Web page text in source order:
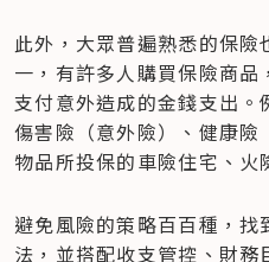
此外，大眾普遍熟悉的保
一，有許多人購買保險商品
支付意外造成的金錢支出。
傷害險（意外險）、健康
物品所投保的車險住宅、火
避免風險的策略百百種，
法，並搭配收支管控、財